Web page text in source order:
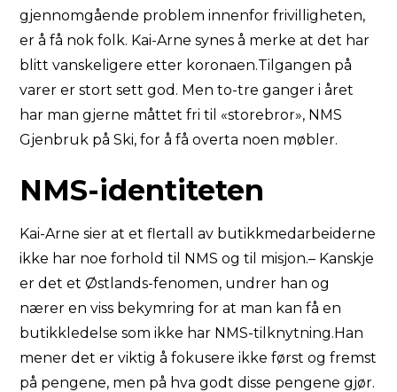
gjennomgående problem innenfor frivilligheten,
er å få nok folk. Kai-Arne synes å merke at det har
blitt vanskeligere etter koronaen.Tilgangen på
varer er stort sett god. Men to-tre ganger i året
har man gjerne måttet fri til «storebror», NMS
Gjenbruk på Ski, for å få overta noen møbler.
NMS-identiteten
Kai-Arne sier at et flertall av butikkmedarbeiderne
ikke har noe forhold til NMS og til misjon.– Kanskje
er det et Østlands-fenomen, undrer han og
nærer en viss bekymring for at man kan få en
butikkledelse som ikke har NMS-tilknytning.Han
mener det er viktig å fokusere ikke først og fremst
på pengene, men på hva godt disse pengene gjør.